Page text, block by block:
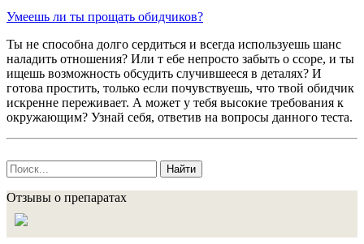
Умеешь ли ты прощать обидчиков?
Ты не способна долго сердиться и всегда используешь шанс
наладить отношения? Или т ебе непросто забыть о ссоре, и ты
ищешь возможность обсудить случившееся в деталях? И
готова простить, только если почувствуешь, что твой обидчик
искренне переживает. А может у тебя высокие требования к
окружающим? Узнай себя, ответив на вопросы данного теста.
Найти
Отзывы о препаратах